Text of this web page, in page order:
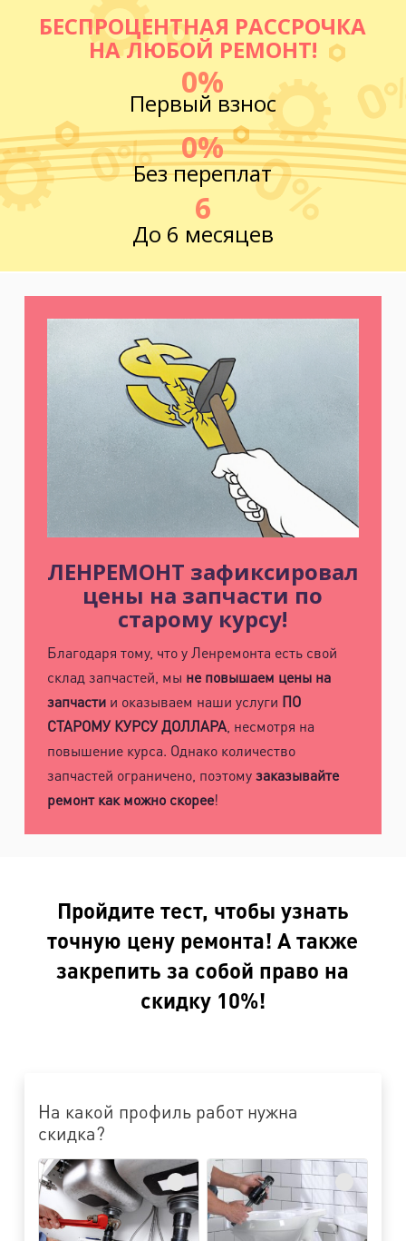
БЕСПРОЦЕНТНАЯ РАССРОЧКА
НА ЛЮБОЙ РЕМОНТ!
0%
Первый взнос
0%
Без переплат
6
До 6 месяцев
ЛЕНРЕМОНТ зафиксировал
цены на запчасти по
старому курсу!
Благодаря тому, что у Ленремонта есть свой
склад запчастей, мы не повышаем цены на
запчастии оказываем наши услуги ПО
СТАРОМУ КУРСУ ДОЛЛАРА, несмотря на
повышение курса. Однако количество
запчастей ограничено, поэтомузаказывайте
ремонт как можно скорее!
Пройдите тест, чтобы узнать
точную цену ремонта! А также
закрепить за собой право на
скидку 10%!
На какой профиль работ нужна
скидка?